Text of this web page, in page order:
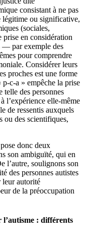
consistant à ne pas
légitime ou significative,
(sociales,
prise en considération
— par exemple des
pour comprendre
Considérer leurs
proches est une forme
c-a » empêche la prise
telle des personnes
l’expérience elle-même
de ressentis auxquels
ou des scientifiques,
donc deux
son ambiguïté, qui en
l’autre, soulignons son
des personnes autistes
leur autorité
de la préoccupation
l’autisme : différents